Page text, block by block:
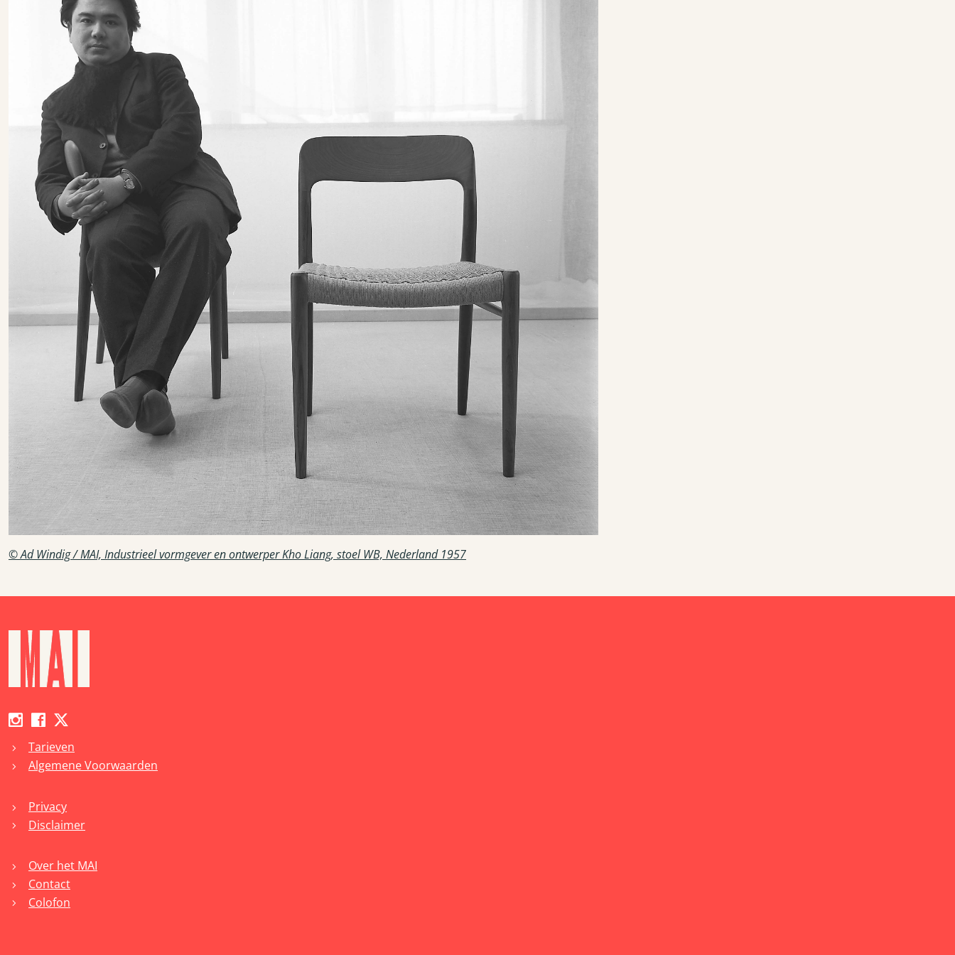
© Ad Windig / MAI, Industrieel vormgever en ontwerper Kho Liang, stoel WB, Nederland 1957
chevron_right Tarieven
chevron_right Algemene Voorwaarden
chevron_right Privacy
chevron_right Disclaimer
chevron_right Over het MAI
chevron_right Contact
chevron_right Colofon